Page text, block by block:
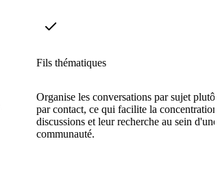
Fils thématiques
Organise les conversations par sujet plutôt
par contact, ce qui facilite la concentration
discussions et leur recherche au sein d'une
communauté.